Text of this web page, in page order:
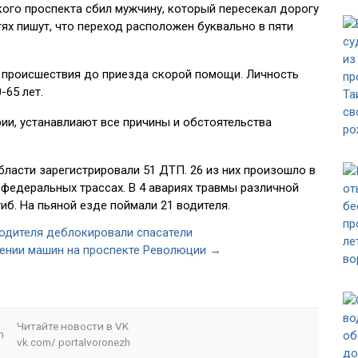
проспекта сбил мужчину, который пересекал дорогу
пишут, что переход расположен буквально в пяти
до приезда скорой помощи. Личность
65 лет.
устанавлиают все причины и обстоятельства
зарегистрировали 51 ДТП. 26 из них произошло в
трассах. В 4 авариях травмы различной
На пьяной езде поймали 21 водителя.
деблокировали спасатели
машин на проспекте Революции →
Читайте новости в VK
vk.com/ portalvoronezh